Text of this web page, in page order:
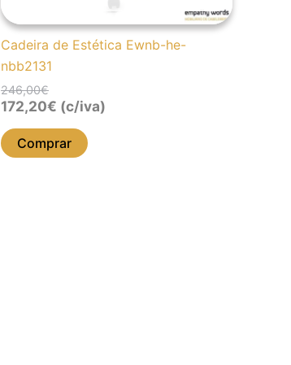
Cadeira de Estética Ewnb-he-
nbb2131
246,00€
172,20€ (c/iva)
Comprar